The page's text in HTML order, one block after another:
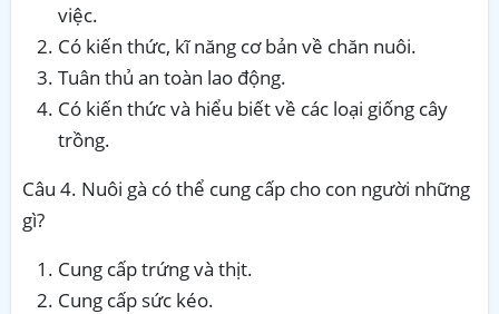
việc.
Có kiến thức, kĩ năng cơ bản về chăn nuôi.
Tuân thủ an toàn lao động.
Có kiến thức và hiểu biết về các loại giống cây
trồng.
Câu 4. Nuôi gà có thể cung cấp cho con người những
gì?
Cung cấp trứng và thịt.
Cung cấp sức kéo.